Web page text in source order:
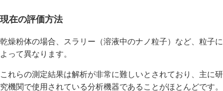
現在の評価方法
乾燥粉体の場合、スラリー（溶液中のナノ粒子）など、粒子に
よって異なります。
これらの測定結果は解析が非常に難しいとされており、主に研
究機関で使用されている分析機器であることがほとんどです。